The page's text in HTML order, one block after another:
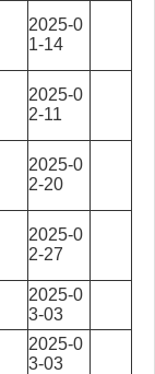
2025-0
1-14
2025-0
2-11
2025-0
2-20
2025-0
2-27
2025-0
3-03
2025-0
3-03